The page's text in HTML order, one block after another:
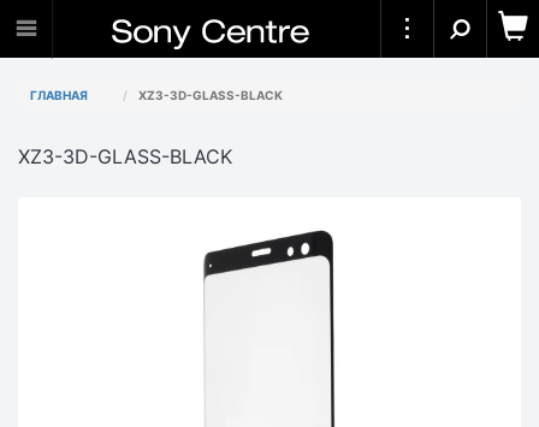
ГЛАВНАЯ XZ3-3D-GLASS-BLACK
XZ3-3D-GLASS-BLACK